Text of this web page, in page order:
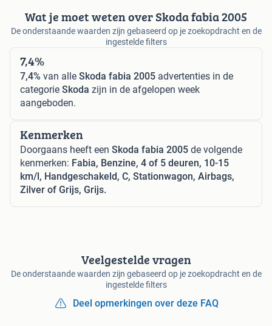
Wat je moet weten over Skoda fabia 2005
De onderstaande waarden zijn gebaseerd op je zoekopdracht en de
ingestelde filters
7,4%
7,4% van alle Skoda fabia 2005 advertenties in de
categorie Skoda zijn in de afgelopen week
aangeboden.
Kenmerken
Doorgaans heeft een Skoda fabia 2005 de volgende
kenmerken: Fabia, Benzine, 4 of 5 deuren, 10-15
km/l, Handgeschakeld, C, Stationwagon, Airbags,
Zilver of Grijs, Grijs.
Veelgestelde vragen
De onderstaande waarden zijn gebaseerd op je zoekopdracht en de
ingestelde filters
Deel opmerkingen over deze FAQ